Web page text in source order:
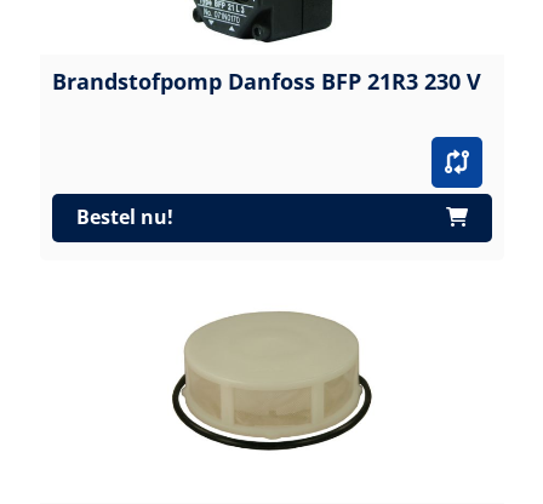
Brandstofpomp Danfoss BFP 21R3 230 V
Bestel nu!